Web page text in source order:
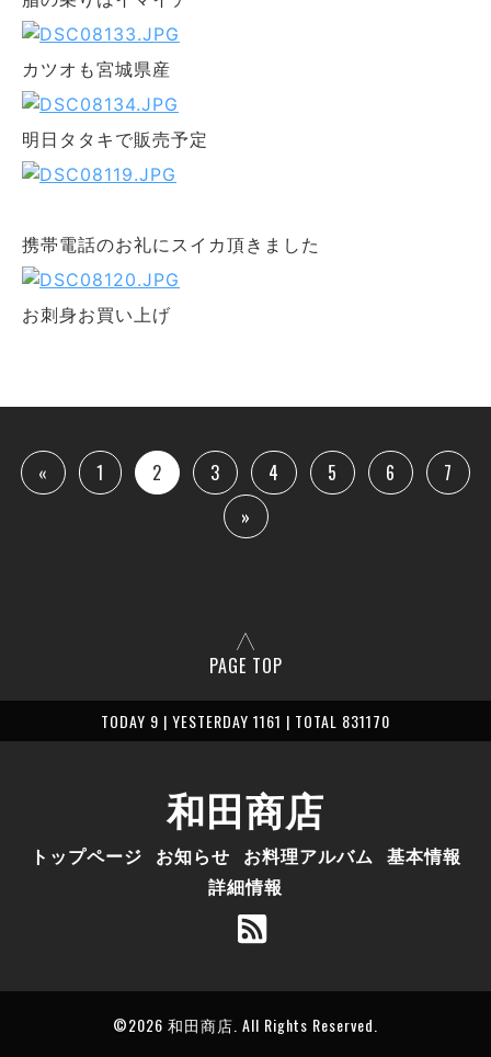
カツオも宮城県産
明日タタキで販売予定
携帯電話のお礼にスイカ頂きました
お刺身お買い上げ
« 1 2 3 4 5 6
7
»
PAGE TOP
TODAY 9 | YESTERDAY 1161 | TOTAL 831170
和田商店
トップページ お知らせ お料理アルバム 基本情報
詳細情報
©2026 和田商店 . All Rights Reserved.